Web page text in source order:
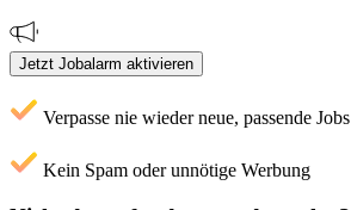
Jetzt Jobalarm aktivieren
Verpasse nie wieder neue, passende Jobs
Kein Spam oder unnötige Werbung